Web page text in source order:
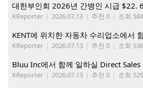
KReporter | 2026.07.13 | 추천 0 | 조회
KReporter | 2026.07.13 | 추천 0 | 조회
Bluu Inc에서 함께 일하실 Direct Sales
KReporter | 2026.07.13 | 추천 0 | 조회